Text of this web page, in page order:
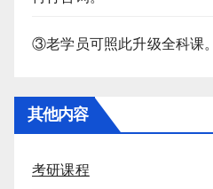
③老学员可照此升级全科课。
其他内容
考研课程